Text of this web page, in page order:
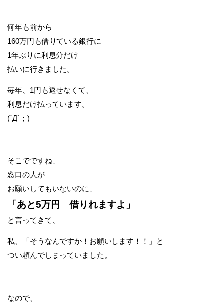
何年も前から
160万円も借りている銀行に
1年ぶりに利息分だけ
払いに行きました。
毎年、1円も返せなくて、
利息だけ払っています。
(´Д`；)
そこでですね、
窓口の人が
お願いしてもいないのに、
「あと5万円 借りれますよ」
と言ってきて、
私、「そうなんですか！お願いします！！」と
つい頼んでしまっていました。
なので、